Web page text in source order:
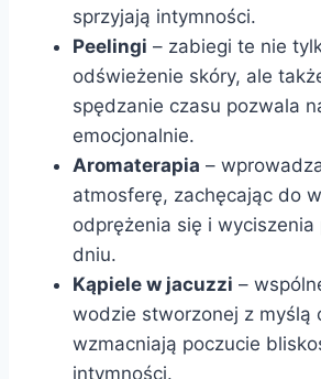
sprzyjają intymności.
Peelingi – zabiegi te nie
odświeżenie skóry, ale
spędzanie czasu pozwala
emocjonalnie.
Aromaterapia –
atmosferę, zachęcając do
odprężenia się i
dniu.
Kąpiele w jacuzzi –
wodzie stworzonej z myślą
wzmacniają poczucie
intymności.